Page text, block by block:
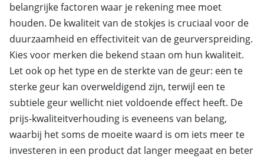
belangrijke factoren waar je rekening mee moet
houden. De kwaliteit van de stokjes is cruciaal voor de
duurzaamheid en effectiviteit van de geurverspreiding.
Kies voor merken die bekend staan om hun kwaliteit.
Let ook op het type en de sterkte van de geur: een te
sterke geur kan overweldigend zijn, terwijl een te
subtiele geur wellicht niet voldoende effect heeft. De
prijs-kwaliteitverhouding is eveneens van belang,
waarbij het soms de moeite waard is om iets meer te
investeren in een product dat langer meegaat en beter